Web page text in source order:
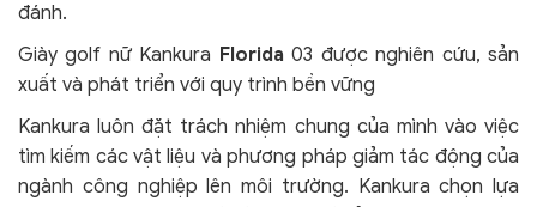
đánh.
Giày golf nữ Kankura Florida 03 được nghiên cứu, sản
xuất và phát triển với quy trình bền vững
Kankura luôn đặt trách nhiệm chung của mình vào việc
tìm kiếm các vật liệu và phương pháp giảm tác động của
ngành công nghiệp lên môi trường. Kankura chọn lựa